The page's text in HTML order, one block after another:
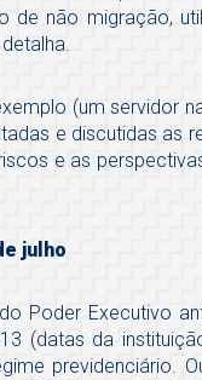
não migração,
(um servidor
e discutidas as
e as
julho
Poder Executivo
(datas da
previdenciário.